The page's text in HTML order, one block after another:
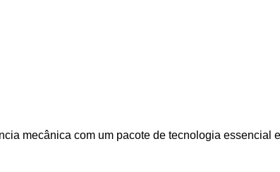
mecânica com um pacote de tecnologia essencial